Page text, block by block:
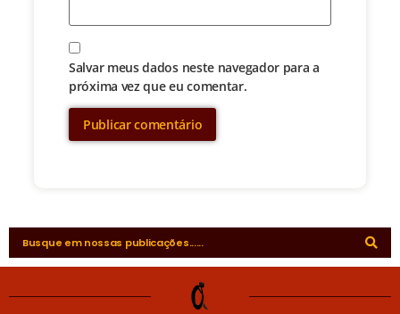
Salvar meus dados neste navegador para a
próxima vez que eu comentar.